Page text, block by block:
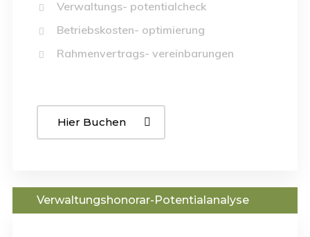
Verwaltungs- potentialcheck
Betriebskosten- optimierung
Rahmenvertrags- vereinbarungen
Hier Buchen
Verwaltungshonorar-Potentialanalyse